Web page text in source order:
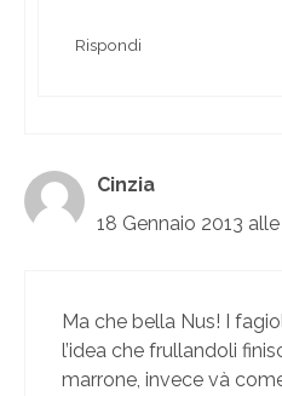
Rispondi
Cinzia
18 Gennaio 2013 alle
Ma che bella Nus! I
l’idea che frullandoli
marrone, invece và